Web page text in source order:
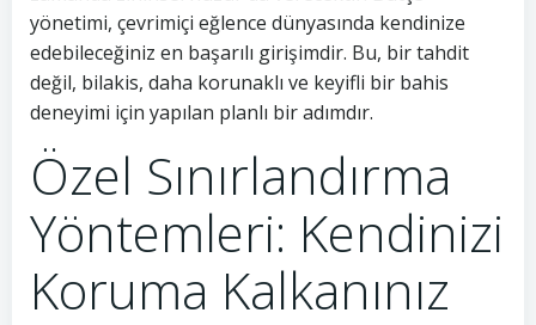
yönetimi, çevrimiçi eğlence dünyasında kendinize
edebileceğiniz en başarılı girişimdir. Bu, bir tahdit
değil, bilakis, daha korunaklı ve keyifli bir bahis
deneyimi için yapılan planlı bir adımdır.
Özel Sınırlandırma
Yöntemleri: Kendinizi
Koruma Kalkanınız